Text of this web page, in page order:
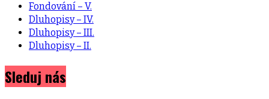
Fondování – V.
Dluhopisy – IV.
Dluhopisy – III.
Dluhopisy – II.
Sleduj nás